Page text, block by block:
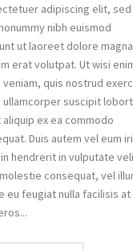
adipiscing elit, sed
nibh euismod
ut laoreet dolore magna
erat volutpat. Ut wisi
veniam, quis nostrud
ullamcorper suscipit
aliquip ex ea commodo
Duis autem vel eum
hendrerit in vulputate
consequat, vel
eu feugiat nulla facilisis at